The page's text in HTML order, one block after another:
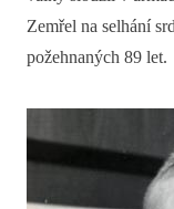
Zemřel na selhání
požehnaných 89 let.